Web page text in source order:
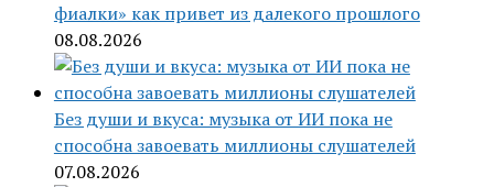
фиалки» как привет из далекого прошлого
08.08.2026
Без души и вкуса: музыка от ИИ пока не
способна завоевать миллионы слушателей
07.08.2026